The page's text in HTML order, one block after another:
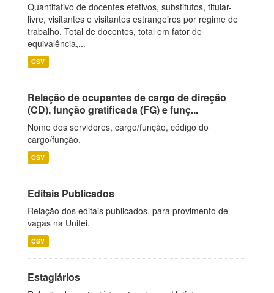
Quantitativo de docentes efetivos, substitutos, titular-
livre, visitantes e visitantes estrangeiros por regime de
trabalho. Total de docentes, total em fator de
equivalência,...
CSV
Relação de ocupantes de cargo de direção
(CD), função gratificada (FG) e funç...
Nome dos servidores, cargo/função, código do
cargo/função.
CSV
Editais Publicados
Relação dos editais publicados, para provimento de
vagas na Unifei.
CSV
Estagiários